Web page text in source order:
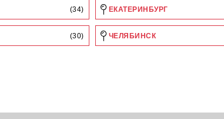
(34) ЕКАТЕРИНБУРГ
(30) ЧЕЛЯБИНСК